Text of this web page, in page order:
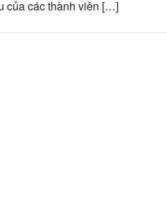
của các thành viên […]